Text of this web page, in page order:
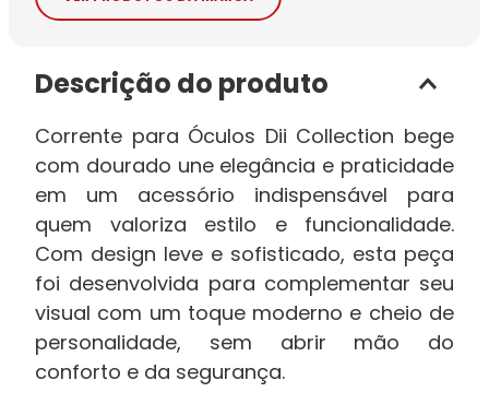
Descrição do produto
Corrente para Óculos Dii Collection bege
com dourado une elegância e praticidade
em um acessório indispensável para
quem valoriza estilo e funcionalidade.
Com design leve e sofisticado, esta peça
foi desenvolvida para complementar seu
visual com um toque moderno e cheio de
personalidade, sem abrir mão do
conforto e da segurança.